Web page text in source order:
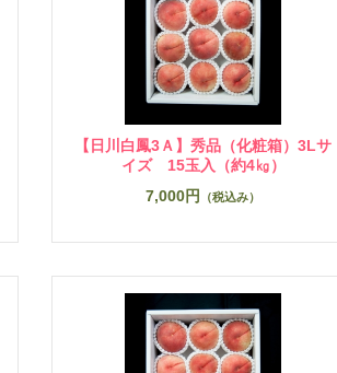
【日川白鳳3Ａ】秀品（化粧箱）3Lサ
イズ 15玉入（約4㎏）
7,000円
（税込み）